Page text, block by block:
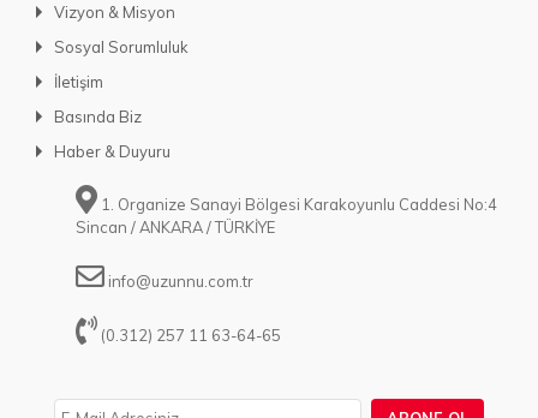
Vizyon & Misyon
Sosyal Sorumluluk
İletişim
Basında Biz
Haber & Duyuru
1. Organize Sanayi Bölgesi Karakoyunlu Caddesi No:4
Sincan / ANKARA / TÜRKİYE
info@uzunnu.com.tr
(0.312) 257 11 63-64-65